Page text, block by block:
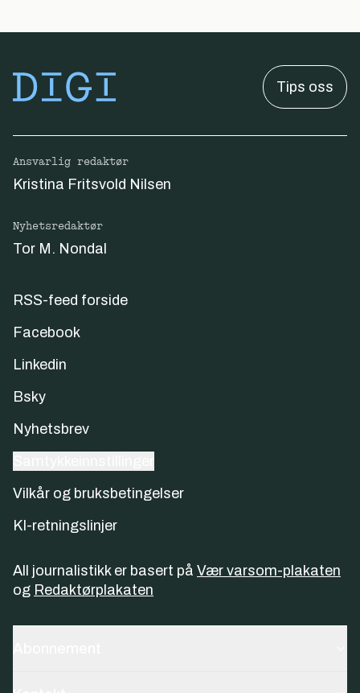
Tips oss
Ansvarlig redaktør
Kristina Fritsvold Nilsen
Nyhetsredaktør
Tor M. Nondal
RSS-feed forside
Facebook
Linkedin
Bsky
Nyhetsbrev
Vilkår og bruksbetingelser
KI-retningslinjer
All journalistikk er basert på Vær varsom-plakaten
og Redaktørplakaten